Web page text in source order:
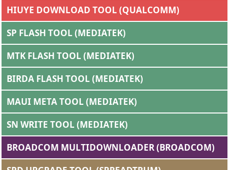
HIUYE DOWNLOAD TOOL (QUALCOMM)
SP FLASH TOOL (MEDIATEK)
MTK FLASH TOOL (MEDIATEK)
BIRDA FLASH TOOL (MEDIATEK)
MAUI META TOOL (MEDIATEK)
SN WRITE TOOL (MEDIATEK)
BROADCOM MULTIDOWNLOADER (BROADCOM)